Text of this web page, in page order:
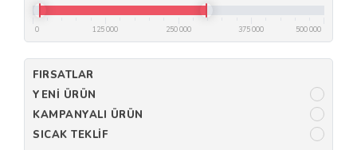
0 125 000 250 000 375 000 500 000
FIRSATLAR
YENI ÜRÜN
KAMPANYALI ÜRÜN
SICAK TEKLIF